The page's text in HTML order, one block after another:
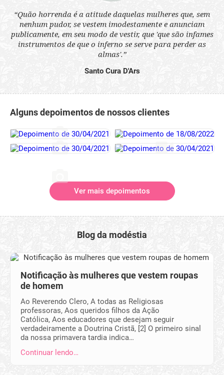
“Quão horrenda é a atitude daquelas mulheres que, sem
nenhum pudor, se vestem imodestamente e anunciam
publicamente, em seu modo de vestir, que 'que são infames
instrumentos de que o inferno se serve para perder as
almas'.”
Santo Cura D'Ars
Alguns depoimentos de nossos clientes
Ver mais depoimentos
Blog da modéstia
Notificação às mulheres que vestem roupas
de homem
Ao Reverendo Clero, A todas as Religiosas
professoras, Aos queridos filhos da Ação
Católica, Aos educadores que desejam seguir
verdadeiramente a Doutrina Cristã, [2] O primeiro sinal
da nossa primavera tardia indica…
Continuar lendo…